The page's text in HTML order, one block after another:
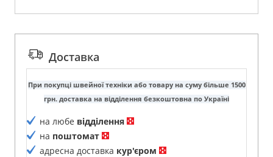
Доставка
При покупці швейної техніки або товару на суму більше 1500
грн. доставка на відділення безкоштовна по Україні
на любе відділення
на поштомат
адресна доставка кур'єром